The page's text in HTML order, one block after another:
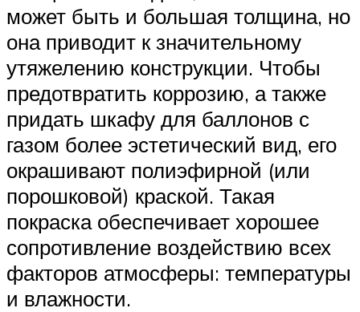
может быть и большая толщина, но
она приводит к значительному
утяжелению конструкции. Чтобы
предотвратить коррозию, а также
придать шкафу для баллонов с
газом более эстетический вид, его
окрашивают полиэфирной (или
порошковой) краской. Такая
покраска обеспечивает хорошее
сопротивление воздействию всех
факторов атмосферы: температуры
и влажности.